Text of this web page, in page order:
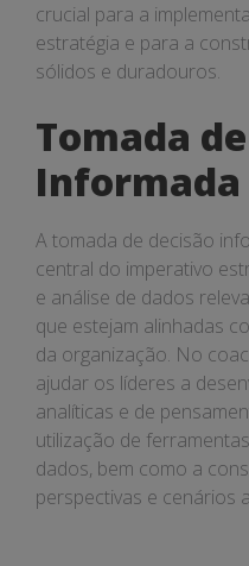
crucial para a
estratégia e para a
sólidos e duradouros.
Tomada
Informada
A tomada de decisão
central do imperativo
e análise de dados
que estejam alinhadas
da organização. No
ajudar os líderes a
analíticas e de
utilização de
dados, bem como a
perspectivas e cenários